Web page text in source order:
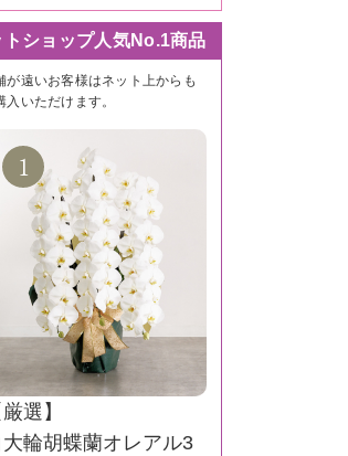
トショップ人気No.1商品
が遠いお客様はネット上からも
入いただけます。
厳選】
大輪胡蝶蘭オレアル3